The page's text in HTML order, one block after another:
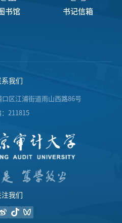
书馆 书记信箱
我们
区江浦街道雨山西路86号
：211815
注我们